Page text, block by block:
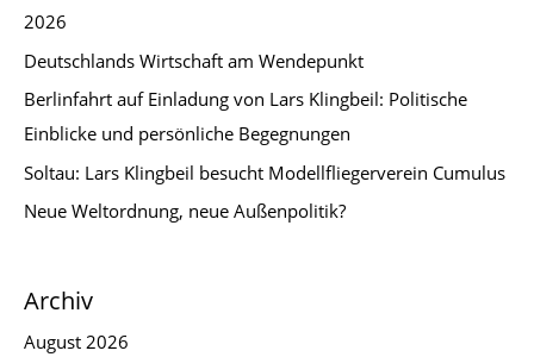
2026
Deutschlands Wirtschaft am Wendepunkt
Berlinfahrt auf Einladung von Lars Klingbeil: Politische
Einblicke und persönliche Begegnungen
Soltau: Lars Klingbeil besucht Modellfliegerverein Cumulus
Neue Weltordnung, neue Außenpolitik?
Archiv
August 2026